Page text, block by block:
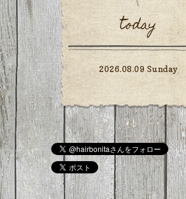
today
2026.08.09 Sunday